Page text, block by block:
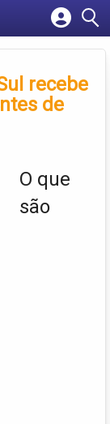
recebe
de
O que
são